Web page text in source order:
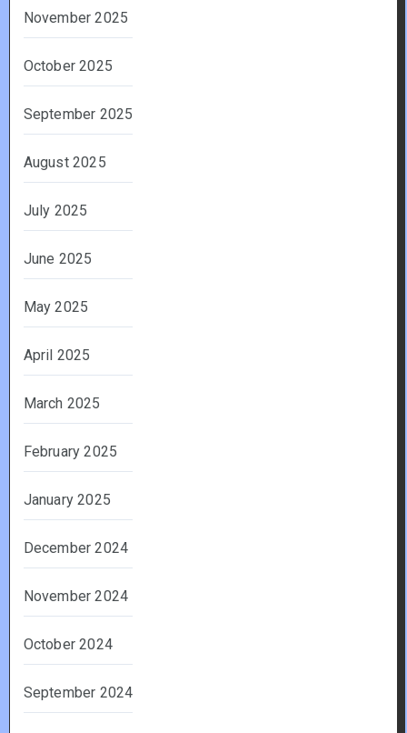
November 2025
October 2025
September 2025
August 2025
July 2025
June 2025
May 2025
April 2025
March 2025
February 2025
January 2025
December 2024
November 2024
October 2024
September 2024